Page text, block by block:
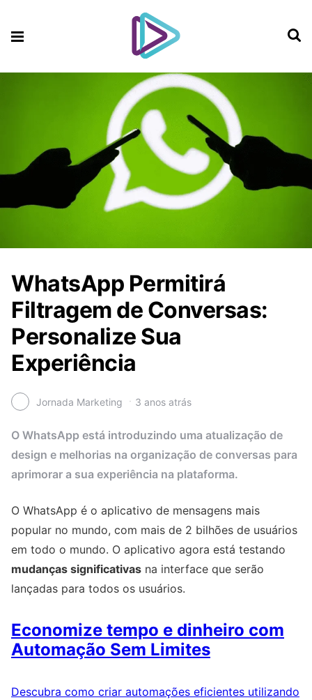
WhatsApp Permitirá
Filtragem de Conversas:
Personalize Sua
Experiência
Jornada Marketing 3 anos atrás
O WhatsApp está introduzindo uma atualização de
design e melhorias na organização de conversas para
aprimorar a sua experiência na plataforma.
O WhatsApp é o aplicativo de mensagens mais
popular no mundo, com mais de 2 bilhões de usuários
em todo o mundo. O aplicativo agora está testando
mudanças significativas na interface que serão
lançadas para todos os usuários.
Economize tempo e dinheiro com
Automação Sem Limites
Descubra como criar automações eficientes utilizando